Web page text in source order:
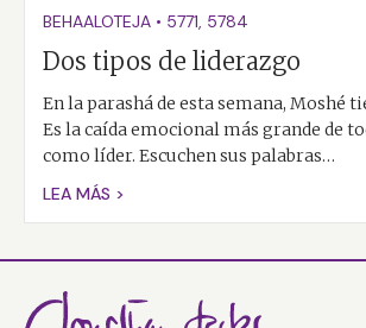
BEHAALOTEJA • 5771 5784
Dos tipos de liderazgo
En la parashá de esta semana, Moshé
Es la caída emocional más grande de
como líder. Escuchen sus palabras…
LEA MÁS >